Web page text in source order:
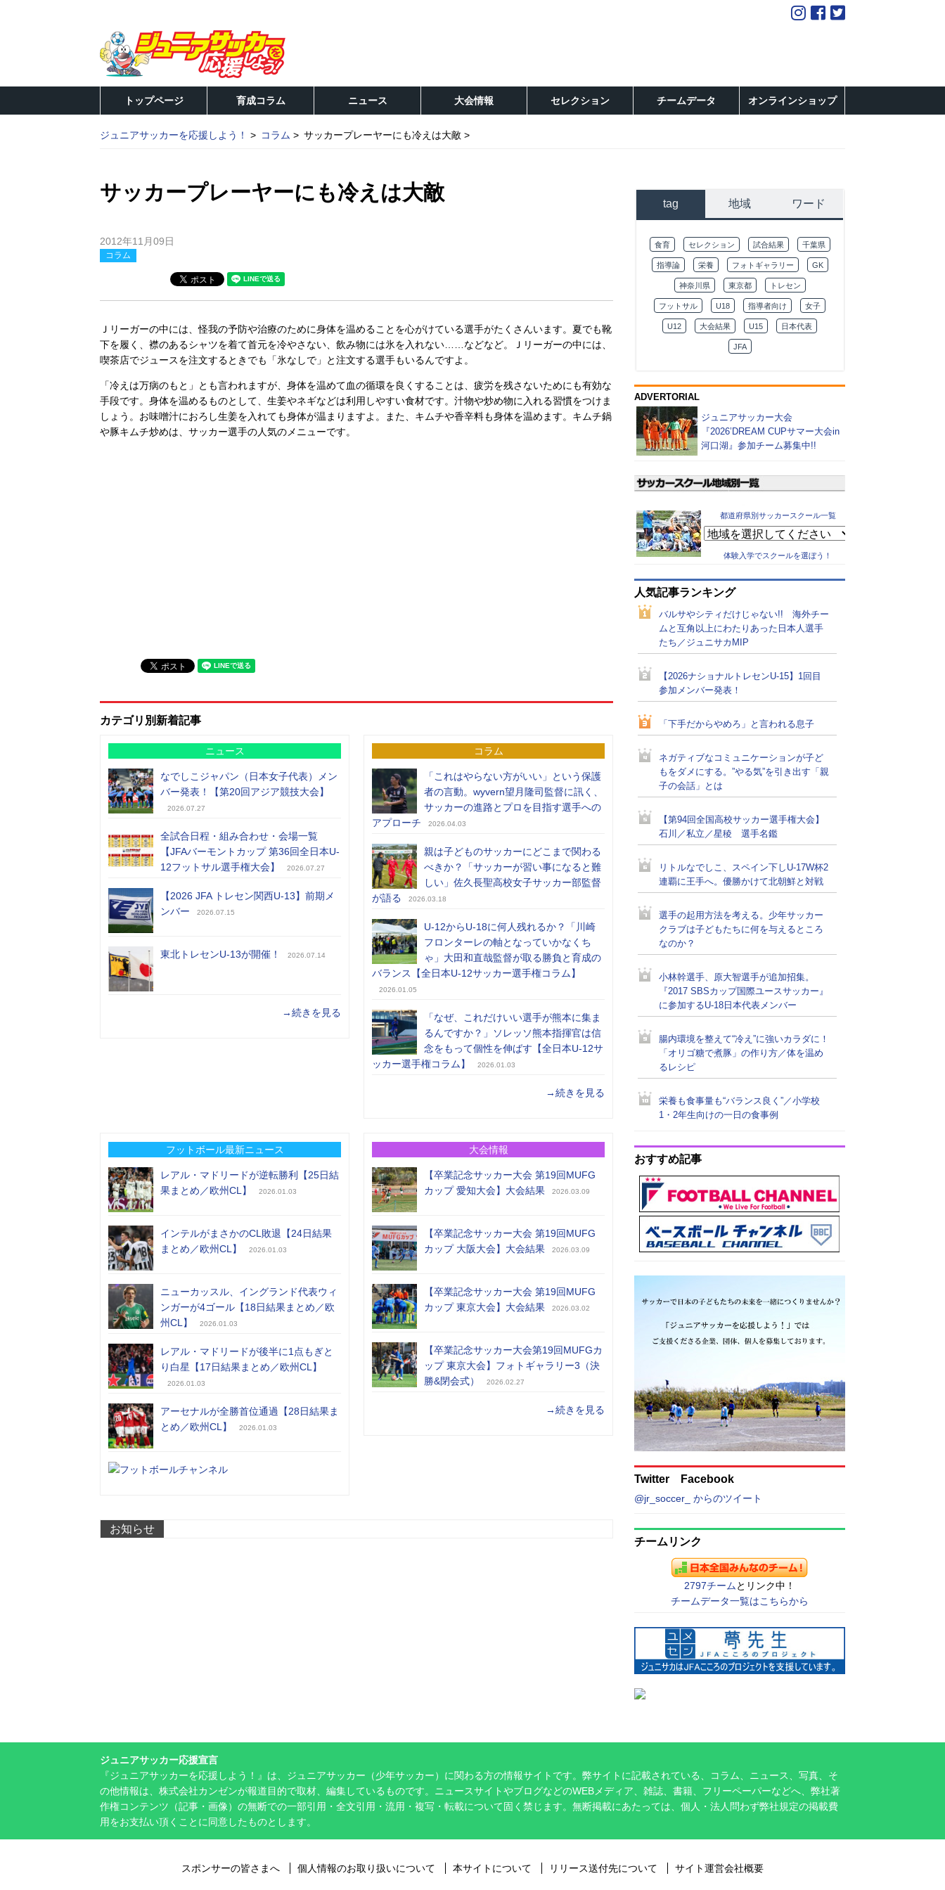
トップページ 育成コラム ニュース 大会情報 セレクション チームデータ オンラインショップ
ジュニアサッカーを応援しよう！ コラム サッカープレーヤーにも冷えは大敵
サッカープレーヤーにも冷えは大敵
2012年11月09日
コラム
Ｊリーガーの中には、怪我の予防や治療のために身体を温めることを心がけている選手がたくさんいます。夏でも靴
下を履く、襟のあるシャツを着て首元を冷やさない、飲み物には氷を入れない……などなど。Ｊリーガーの中には、
喫茶店でジュースを注文するときでも「氷なしで」と注文する選手もいるんですよ。
「冷えは万病のもと」とも言われますが、身体を温めて血の循環を良くすることは、疲労を残さないためにも有効な
手段です。身体を温めるものとして、生姜やネギなどは利用しやすい食材です。汁物や炒め物に入れる習慣をつけま
しょう。お味噌汁におろし生姜を入れても身体が温まりますよ。また、キムチや香辛料も身体を温めます。キムチ鍋
や豚キムチ炒めは、サッカー選手の人気のメニューです。
カテゴリ別新着記事
ニュース
なでしこジャパン（日本女子代表）メン
バー発表！【第20回アジア競技大会】
2026.07.27
全試合日程・組み合わせ・会場一覧
【JFAバーモントカップ 第36回全日本U-
12フットサル選手権大会】
2026.07.27
【2026 JFA トレセン関西U-13】前期メ
ンバー
2026.07.15
東北トレセンU-13が開催！ 2026.07.14
→続きを見る
コラム
「これはやらない方がいい」という保護
者の言動。wyvern望月隆司監督に訊く、
サッカーの進路とプロを目指す選手への
アプローチ
2026.04.03
親は子どものサッカーにどこまで関わる
べきか？「サッカーが習い事になると難
しい」佐久長聖高校女子サッカー部監督
が語る
2026.03.18
U-12からU-18に何人残れるか？「川崎
フロンターレの軸となっていかなくち
ゃ」大田和直哉監督が取る勝負と育成の
バランス【全日本U-12サッカー選手権コラム】
2026.01.05
「なぜ、これだけいい選手が熊本に集ま
るんですか？」ソレッソ熊本指揮官は信
念をもって個性を伸ばす【全日本U-12サ
ッカー選手権コラム】
2026.01.03
→続きを見る
フットボール最新ニュース
レアル・マドリードが逆転勝利【25日結
果まとめ／欧州CL】
2026.01.03
インテルがまさかのCL敗退【24日結果
まとめ／欧州CL】
2026.01.03
ニューカッスル、イングランド代表ウィ
ンガーが4ゴール【18日結果まとめ／欧
州CL】
2026.01.03
レアル・マドリードが後半に1点もぎと
り白星【17日結果まとめ／欧州CL】
2026.01.03
アーセナルが全勝首位通過【28日結果ま
とめ／欧州CL】
2026.01.03
大会情報
【卒業記念サッカー大会 第19回MUFG
カップ 愛知大会】大会結果
2026.03.09
【卒業記念サッカー大会 第19回MUFG
カップ 大阪大会】大会結果
2026.03.09
【卒業記念サッカー大会 第19回MUFG
カップ 東京大会】大会結果
2026.03.02
【卒業記念サッカー大会第19回MUFGカ
ップ 東京大会】フォトギャラリー3（決
勝&閉会式）
2026.02.27
→続きを見る
お知らせ
tag 地域 ワード
食育 セレクション 試合結果 千葉県
指導論 栄養 フォトギャラリー GK
神奈川県 東京都 トレセン
フットサル U18 指導者向け 女子
U12 大会結果 U15 日本代表
JFA
ADVERTORIAL
ジュニアサッカー大会
『2026’DREAM CUPサマー大会in
河口湖』参加チーム募集中!!
都道府県別サッカースクール一覧
体験入学でスクールを選ぼう！
人気記事ランキング
バルサやシティだけじゃない!! 海外チー
ムと互角以上にわたりあった日本人選手
たち／ジュニサカMIP
【2026ナショナルトレセンU-15】1回目
参加メンバー発表！
「下手だからやめろ」と言われる息子
ネガティブなコミュニケーションが子ど
もをダメにする。”やる気”を引き出す「親
子の会話」とは
【第94回全国高校サッカー選手権大会】
石川／私立／星稜 選手名鑑
リトルなでしこ、スペイン下しU-17W杯2
連覇に王手へ。優勝かけて北朝鮮と対戦
選手の起用方法を考える。少年サッカー
クラブは子どもたちに何を与えるところ
なのか？
小林幹選手、原大智選手が追加招集。
『2017 SBSカップ国際ユースサッカー』
に参加するU-18日本代表メンバー
腸内環境を整えて“冷え”に強いカラダに！
「オリゴ糖で煮豚」の作り方／体を温め
るレシピ
栄養も食事量も“バランス良く”／小学校
1・2年生向けの一日の食事例
おすすめ記事
Twitter Facebook
@jr_soccer_ からのツイート
チームリンク
2797チーム とリンク中！
チームデータ一覧はこちらから
ジュニアサッカー応援宣言
『ジュニアサッカーを応援しよう！』は、ジュニアサッカー（少年サッカー）に関わる方の情報サイトです。弊サイトに記載されている、コラム、ニュース、写真、そ
の他情報は、株式会社カンゼンが報道目的で取材、編集しているものです。ニュースサイトやブログなどのWEBメディア、雑誌、書籍、フリーペーパーなどへ、弊社著
作権コンテンツ（記事・画像）の無断での一部引用・全文引用・流用・複写・転載について固く禁じます。無断掲載にあたっては、個人・法人問わず弊社規定の掲載費
用をお支払い頂くことに同意したものとします。
スポンサーの皆さまへ 個人情報のお取り扱いについて 本サイトについて リリース送付先について サイト運営会社概要